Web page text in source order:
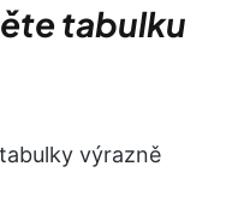
tabulku
výrazně